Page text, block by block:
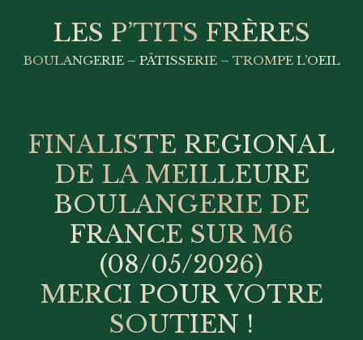
LES P’TITS FRÈRES
BOULANGERIE – PÂTISSERIE – TROMPE L’OEIL
FINALISTE REGIONAL
DE LA MEILLEURE
BOULANGERIE DE
FRANCE SUR M6
(08/05/2026)
MERCI POUR VOTRE
SOUTIEN !